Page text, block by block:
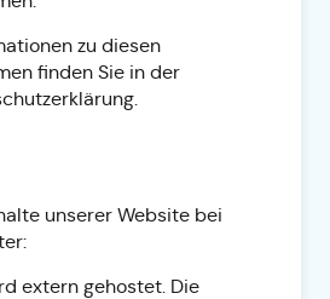
zu diesen
finden Sie in der
unserer Website bei
extern gehostet. Die